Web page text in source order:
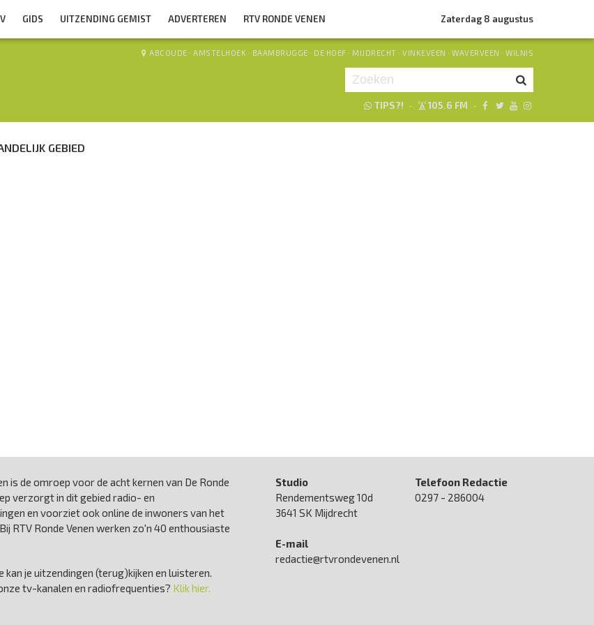
GIDS UITZENDING GEMIST ADVERTEREN RTV RONDE VENEN Zaterdag 8 augustus
ABCOUDE · AMSTELHOEK · BAAMBRUGGE · DE HOEF · MIJDRECHT · VINKEVEEN · WAVERVEEN · WILNIS
TIPS?! · 105.6 FM ·
GEBIED
is de omroep voor de acht kernen van De Ronde
verzorgt in dit gebied radio- en
en voorziet ook online de inwoners van het
RTV Ronde Venen werken zo'n 40 enthousiaste
kan je uitzendingen (terug)kijken en luisteren.
tv-kanalen en radiofrequenties? Klik hier.
Studio
Rendementsweg 10d
3641 SK Mijdrecht
E-mail
redactie@rtvrondevenen.nl
Telefoon Redactie
0297 - 286004